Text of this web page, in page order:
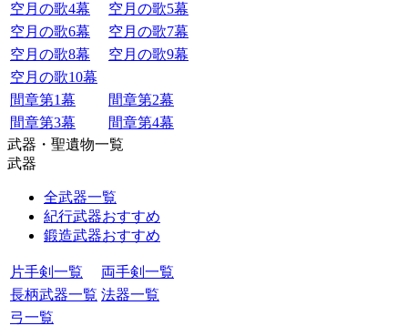
空月の歌4幕
空月の歌5幕
空月の歌6幕
空月の歌7幕
空月の歌8幕
空月の歌9幕
空月の歌10幕
間章第1幕
間章第2幕
間章第3幕
間章第4幕
武器・聖遺物一覧
武器
全武器一覧
紀行武器おすすめ
鍛造武器おすすめ
片手剣一覧
両手剣一覧
長柄武器一覧 法器一覧
弓一覧